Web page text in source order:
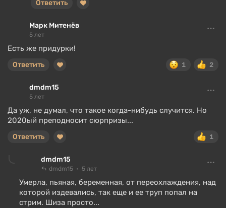
Ответить
Марк Митенёв
5 лет
Есть же придурки!
1 2
Ответить
dmdm15
5 лет
Да уж, не думал, что такое когда-нибудь случится. Но
2020ый преподносит сюрпризы...
1
Ответить
dmdm15
dmdm15 5 лет
Умерла, пьяная, беременная, от переохлаждения, над
которой издевались, так еще и ее труп попал на
стрим. Шиза просто...